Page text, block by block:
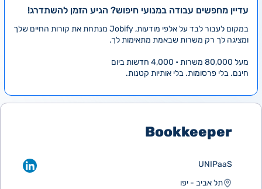
עדיין מחפשים עבודה במנועי חיפוש? הגיע הזמן להשתדרג!
במקום לעבור לבד על אלפי מודעות, Jobify מנתחת את קורות החיים שלך
ומציגה לך רק משרות שבאמת מתאימות לך.
מעל 80,000 משרות • 4,000 חדשות ביום
חינם. בלי פרסומות. בלי אותיות קטנות.
Bookkeeper
UNIPaaS
תל אביב - יפו